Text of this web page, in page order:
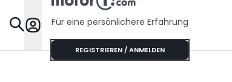
Specials
Für eine persönlichere Erfahrung
REGISTRIEREN / ANMELDEN